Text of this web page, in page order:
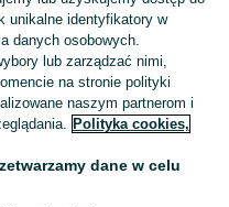
Skorzystaj z największego serwisu ogłoszeniowego - Kalinów i okolice! Kupuj to, czego pragniesz i sprzedawaj to, czego już nie potrzebujesz! Zobacz
unikalne identyfikatory w
danych osobowych.
lub zarządzać nimi,
na stronie polityki
naszym partnerom i
Polityka cookies,
dane w celu